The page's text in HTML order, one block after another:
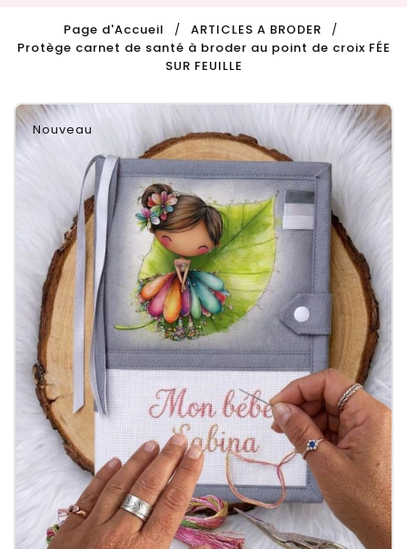
Page d'Accueil
ARTICLES A BRODER
Protège carnet de santé à broder au point de croix FÉE
SUR FEUILLE
Nouveau